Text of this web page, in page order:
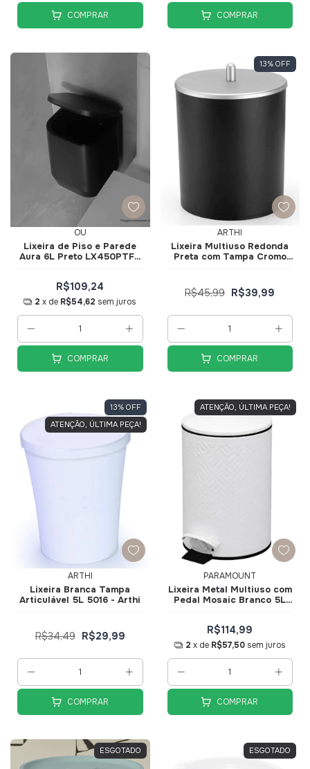
COMPRAR COMPRAR
OU
Lixeira de Piso e Parede
Aura 6L Preto LX450PTF -
R$109,24
2 x de R$54,62 sem juros
COMPRAR
13% OFF
ARTHI
Lixeira Multiuso Redonda
Preta com Tampa Cromo
R$45,99 R$39,99
COMPRAR
13% OFF
ATENÇÃO, ÚLTIMA PEÇA!
ARTHI
Lixeira Branca Tampa
Articulável 5L 5016 - Arthi
R$34,49 R$29,99
COMPRAR
ATENÇÃO, ÚLTIMA PEÇA!
PARAMOUNT
Lixeira Metal Multiuso com
Pedal Mosaic Branco 5L
R$114,99
2 x de R$57,50 sem juros
COMPRAR
ESGOTADO ESGOTADO